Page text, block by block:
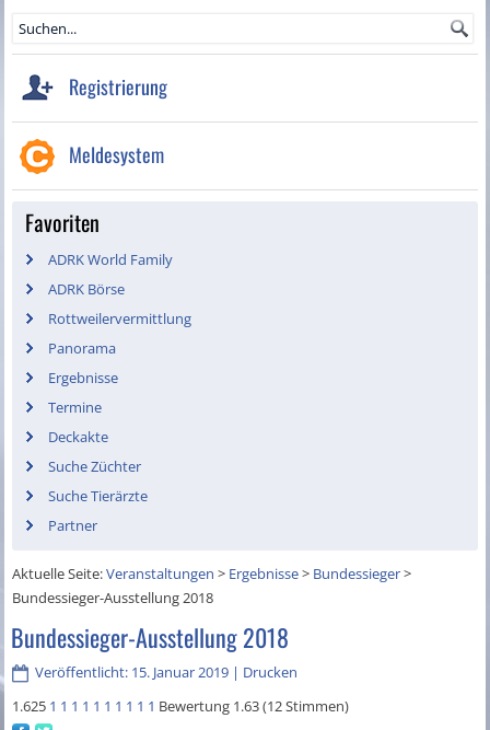
Registrierung
Meldesystem
Favoriten
ADRK World Family
ADRK Börse
Rottweilervermittlung
Panorama
Ergebnisse
Termine
Deckakte
Suche Züchter
Suche Tierärzte
Partner
Aktuelle Seite:Veranstaltungen > Ergebnisse> Bundessieger>
Bundessieger-Ausstellung 2018
Bundessieger-Ausstellung 2018
Veröffentlicht: 15. Januar 2019 | Drucken
1.625 1 1 1 1 1 1 1 1 1 1 Bewertung 1.63 (12 Stimmen)